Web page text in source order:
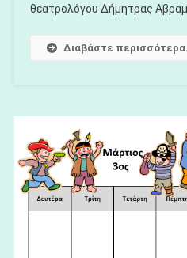
θεατρολόγου Δήμητρας
Διαβάστε